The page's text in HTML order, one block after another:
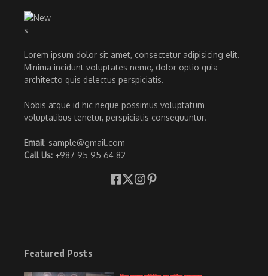
Lorem ipsum dolor sit amet, consectetur adipisicing elit.
Minima incidunt voluptates nemo, dolor optio quia
architecto quis delectus perspiciatis.
Nobis atque id hic neque possimus voluptatum
voluptatibus tenetur, perspiciatis consequuntur.
Email: sample@gmail.com
Call Us: +987 95 95 64 82
Featured Posts